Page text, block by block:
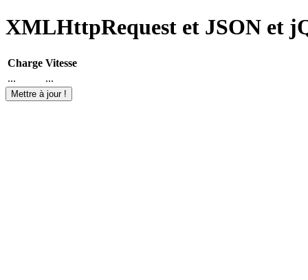
XMLHttpRequest et JSON et
Charge Vitesse
...
...
Mettre à jour !